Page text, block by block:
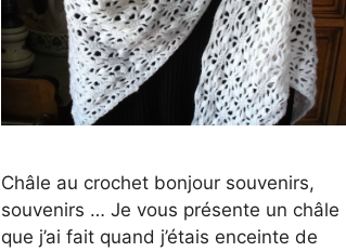
Châle au crochet bonjour souvenirs,
souvenirs … Je vous présente un châle
que j’ai fait quand j’étais enceinte de